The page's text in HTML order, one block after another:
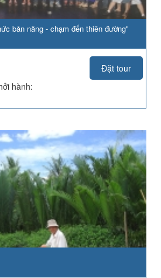
bản năng - chạm đến thiên đường"
Đặt tour
hành: